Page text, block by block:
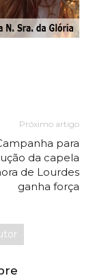
Próximo artigo
para
da capela
de Lourdes
ganha força